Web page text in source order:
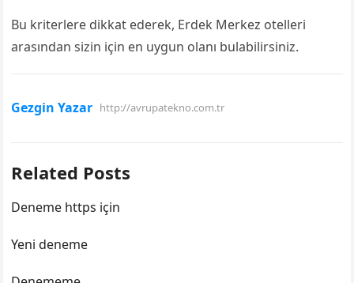
Bu kriterlere dikkat ederek, Erdek Merkez otelleri
arasından sizin için en uygun olanı bulabilirsiniz.
Gezgin Yazar http://avrupatekno.com.tr
Related Posts
Deneme https için
Yeni deneme